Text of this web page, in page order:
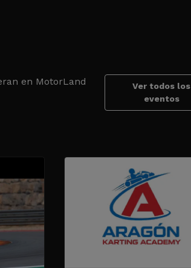
en MotorLand
Ver todos los
eventos